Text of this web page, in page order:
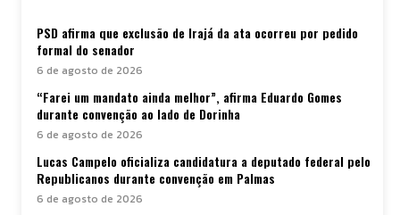
PSD afirma que exclusão de Irajá da ata ocorreu por pedido
formal do senador
6 de agosto de 2026
“Farei um mandato ainda melhor”, afirma Eduardo Gomes
durante convenção ao lado de Dorinha
6 de agosto de 2026
Lucas Campelo oficializa candidatura a deputado federal pelo
Republicanos durante convenção em Palmas
6 de agosto de 2026